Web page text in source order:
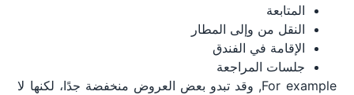
المتابعة
النقل من وإلى المطار
الإقامة في الفندق
جلسات المراجعة
For example, وقد تبدو بعض العروض منخفضة جدًا، لكنها لا